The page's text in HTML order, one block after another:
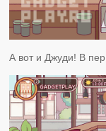
А вот и Джуди! В